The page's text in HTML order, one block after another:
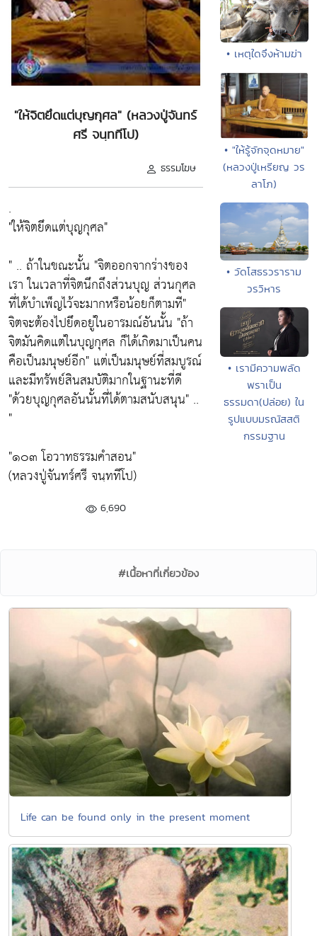
"ให้จิตยึดแต่บุญกุศล" (หลวงปู่จันทร์
ศรี จนฺททีโป)
ธรรมโฆษ
.
"ให้จิตยึดแต่บุญกุศล"
" .. ถ้าในขณะนั้น "จิตออกจากร่างของ
เรา ในเวลาที่จิตนึกถึงส่วนบุญ ส่วนกุศล
ที่ได้บำเพ็ญไว้จะมากหรือน้อยก็ตามที"
จิตจะต้องไปยึดอยู่ในอารมณ์อันนั้น "ถ้า
จิตมันคิดแต่ในบุญกุศล ก็ได้เกิดมาเป็นคน
คือเป็นมนุษย์อีก" แต่เป็นมนุษย์ที่สมบูรณ์
และมีทรัพย์สินสมบัติมากในฐานะที่ดี
"ด้วยบุญกุศลอันนั้นที่ได้ตามสนับสนุน" ..
"
"๑๐๓ โอวาทธรรมคำสอน"
(หลวงปู่จันทร์ศรี จนฺททีโป)
6,690
• เหตุใดจึงห้ามฆ่า
• "ให้รู้จักจุดหมาย"
(หลวงปู่เหรียญ วร
ลาโภ)
• วัดโสธรวราราม
วรวิหาร
• เรามีความพลัด
พราเป็น
ธรรมดา(ปล่อย) ใน
รูปแบบมรณัสสติ
กรรมฐาน
#เนื้อหาที่เกี่ยวข้อง
Life can be found only in the present moment